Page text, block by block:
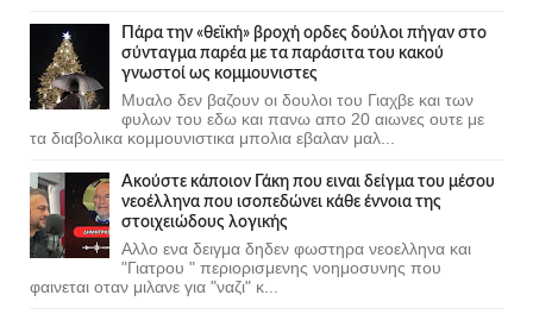
Πάρα την «θεϊκή» βροχή ορδες δούλοι πήγαν στο
σύνταγμα παρέα με τα παράσιτα του κακού
γνωστοί ως κομμουνιστες
Μυαλο δεν βαζουν οι δουλοι του Γιαχβε και των
φυλων του εδω και πανω απο 20 αιωνες ουτε με
τα διαβολικα κομμουνιστικα μπολια εβαλαν μαλ...
Ακούστε κάποιον Γάκη που ειναι δείγμα του μέσου
νεοέλληνα που ισοπεδώνει κάθε έννοια της
στοιχειώδους λογικής
Αλλο ενα δειγμα δηδεν φωστηρα νεοελληνα και
"Γιατρου " περιορισμενης νοημοσυνης που
φαινεται οταν μιλανε για "ναζι" κ...